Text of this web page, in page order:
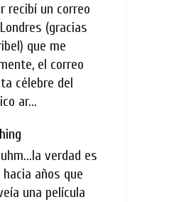
recibí un correo
(gracias
que me
el correo
célebre del
ar...
verdad es
hacia años que
una película